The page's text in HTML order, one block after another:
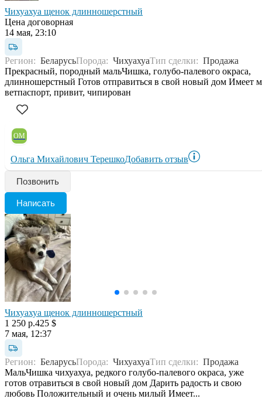
Чихуахуа щенок длинношерстный
Цена договорная
14 мая, 23:10
Регион: БеларусьПорода: ЧихуахуаТип сделки: Продажа
Прекрасный, породный мальЧишка, голубо-палевого окраса,
длинношерстный Готов отправиться в свой новый дом Имеет
ветпаспорт, привит, чипирован
ОМ
Ольга Михайлович ТерешкоДобавить отзыв
Позвонить
Написать
Чихуахуа щенок длинношерстный
1 250 р.425 $
7 мая, 12:37
Регион: БеларусьПорода: ЧихуахуаТип сделки: Продажа
МальЧишка чихуахуа, редкого голубо-палевого окраса, уже
готов отравиться в свой новый дом Дарить радость и свою
любовь Положительный и очень милый Имеет...